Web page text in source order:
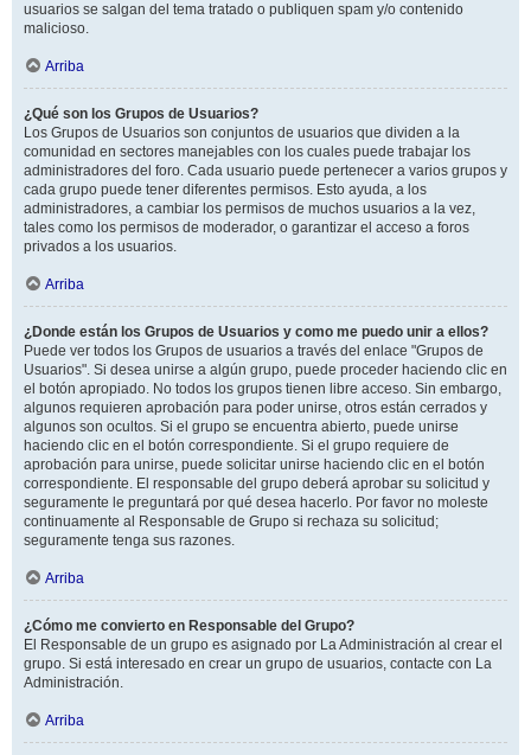
usuarios se salgan del tema tratado o publiquen spam y/o contenido
malicioso.
Arriba
¿Qué son los Grupos de Usuarios?
Los Grupos de Usuarios son conjuntos de usuarios que dividen a la
comunidad en sectores manejables con los cuales puede trabajar los
administradores del foro. Cada usuario puede pertenecer a varios grupos y
cada grupo puede tener diferentes permisos. Esto ayuda, a los
administradores, a cambiar los permisos de muchos usuarios a la vez,
tales como los permisos de moderador, o garantizar el acceso a foros
privados a los usuarios.
Arriba
¿Donde están los Grupos de Usuarios y como me puedo unir a ellos?
Puede ver todos los Grupos de usuarios a través del enlace "Grupos de
Usuarios". Si desea unirse a algún grupo, puede proceder haciendo clic en
el botón apropiado. No todos los grupos tienen libre acceso. Sin embargo,
algunos requieren aprobación para poder unirse, otros están cerrados y
algunos son ocultos. Si el grupo se encuentra abierto, puede unirse
haciendo clic en el botón correspondiente. Si el grupo requiere de
aprobación para unirse, puede solicitar unirse haciendo clic en el botón
correspondiente. El responsable del grupo deberá aprobar su solicitud y
seguramente le preguntará por qué desea hacerlo. Por favor no moleste
continuamente al Responsable de Grupo si rechaza su solicitud;
seguramente tenga sus razones.
Arriba
¿Cómo me convierto en Responsable del Grupo?
El Responsable de un grupo es asignado por La Administración al crear el
grupo. Si está interesado en crear un grupo de usuarios, contacte con La
Administración.
Arriba